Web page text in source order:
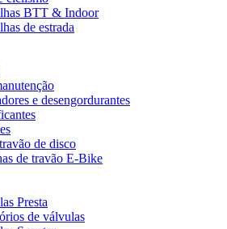
BTT & Indoor
de estrada
e desengordurantes
de disco
de travão E-Bike
Presta
de válvulas